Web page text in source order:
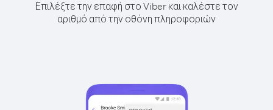
Επιλέξτε την επαφή στο Viber και καλέστε τον
αριθμό από την οθόνη πληροφοριών